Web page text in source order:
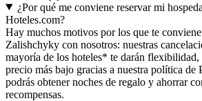
¿Por qué me conviene reservar mi
Hoteles.com?
Hay muchos motivos por los que te
Zalishchyky con nosotros: nuestras
mayoría de los hoteles* te darán flexibilidad,
precio más bajo gracias a nuestra política de
podrás obtener noches de regalo y ahorrar
recompensas.